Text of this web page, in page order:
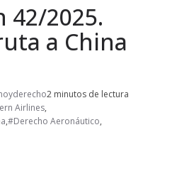
42/2025.
a China
2 minutos de lectura
Airlines,
,#Derecho Aeronáutico,